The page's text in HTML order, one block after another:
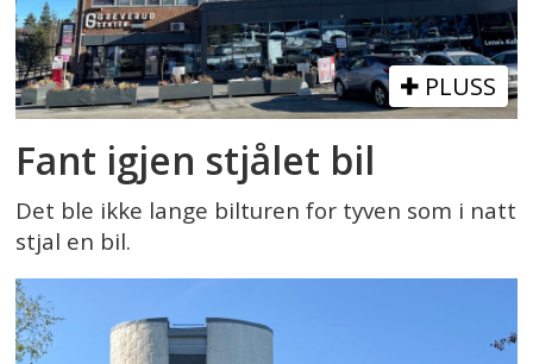
PLUSS
Fant igjen stjålet bil
Det ble ikke lange bilturen for tyven som i natt
stjal en bil.